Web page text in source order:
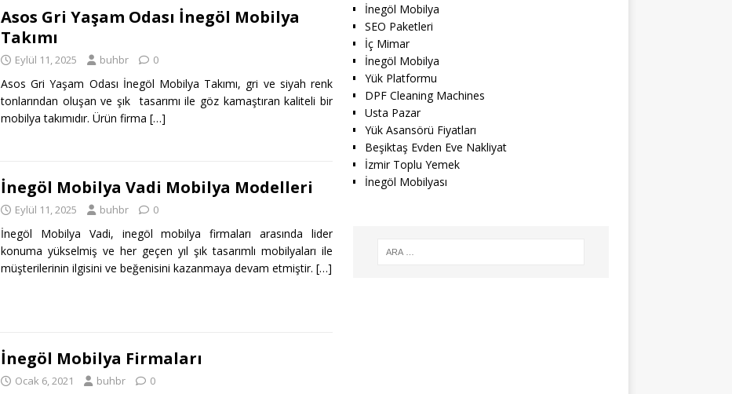
Asos Gri Yaşam Odası İnegöl Mobilya
Takımı
Eylül 11, 2025 buhbr 0
Asos Gri Yaşam Odası İnegöl Mobilya Takımı, gri ve siyah renk
tonlarından oluşan ve şık tasarımı ile göz kamaştıran kaliteli bir
mobilya takımıdır. Ürün firma […]
İnegöl Mobilya Vadi Mobilya Modelleri
Eylül 11, 2025 buhbr 0
İnegöl Mobilya Vadi, inegöl mobilya firmaları arasında lider
konuma yükselmiş ve her geçen yıl şık tasarımlı mobilyaları ile
müşterilerinin ilgisini ve beğenisini kazanmaya devam etmiştir. […]
İnegöl Mobilya Firmaları
Ocak 6, 2021 buhbr 0
İnegöl Mobilya
SEO Paketleri
İç Mimar
İnegöl Mobilya
Yük Platformu
DPF Cleaning Machines
Usta Pazar
Yük Asansörü Fiyatları
Beşiktaş Evden Eve Nakliyat
İzmir Toplu Yemek
İnegöl Mobilyası